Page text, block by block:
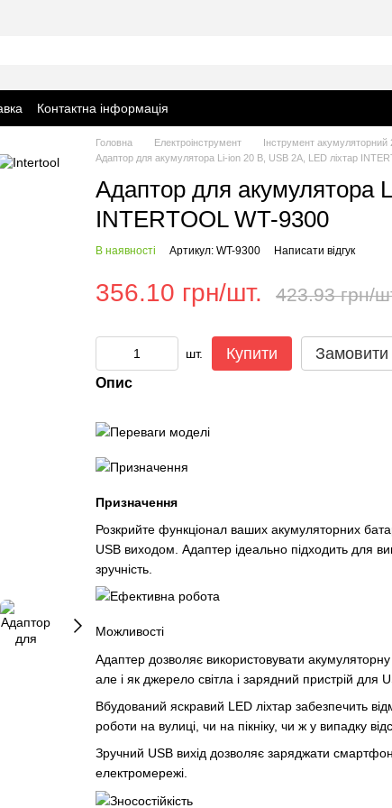
Контактна інформація
Головна Електроінструмент
Інструмент акумуляторний
Адаптор для акумулятора Li-ion 20 В, USB 2A, LED ліхтар
Адаптор для акумулятора
INTERTOOL WT-9300
В наявності Артикул: WT-9300 Написати відгук
356.10 грн/шт. 423.93 грн/
шт. Купити
Опис
Призначення
Розкрийте функціонал ваших акумуляторних
USB виходом. Адаптер ідеально підходить для
зручність.
Можливості
Адаптер дозволяє використовувати
але і як джерело світла і зарядний пристрій для
Вбудований яскравий LED ліхтар забезпечить
роботи на вулиці, чи на пікніку, чи ж у випадку
Зручний USB вихід дозволяє заряджати
електромережі.